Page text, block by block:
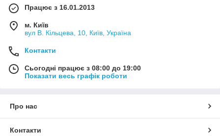
Працює з 16.01.2013
м. Київ
вул В. Кільцева, 10, Київ, Україна
Контакти
Сьогодні працює з 08:00 до 19:00
Показати весь графік роботи
Про нас
Контакти